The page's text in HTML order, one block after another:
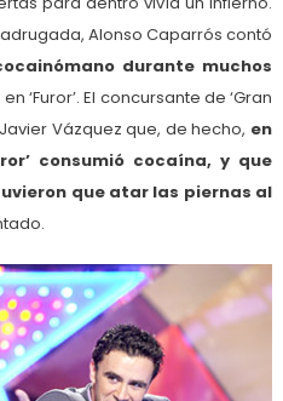
Alonso Caparrós contó
durante muchos
‘Furor’. El concursante de ‘Gran
Vázquez que, de hecho, en
consumió cocaína, y que
que atar las piernas al